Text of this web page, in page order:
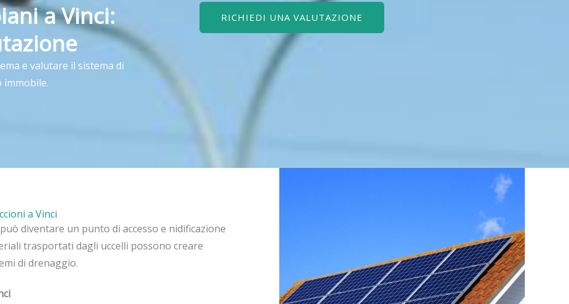
a Vinci:
e valutare il sistema di
RICHIEDI UNA VALUTAZIONE
a Vinci
diventare un punto di accesso e nidificazione
trasportati dagli uccelli possono creare
di drenaggio.